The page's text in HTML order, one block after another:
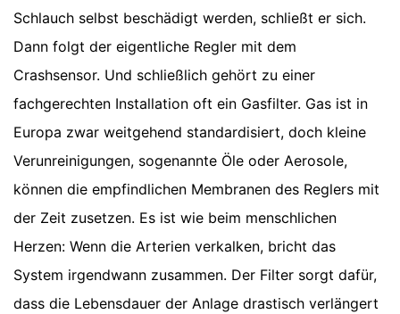
Schlauch selbst beschädigt werden, schließt er sich.
Dann folgt der eigentliche Regler mit dem
Crashsensor. Und schließlich gehört zu einer
fachgerechten Installation oft ein Gasfilter. Gas ist in
Europa zwar weitgehend standardisiert, doch kleine
Verunreinigungen, sogenannte Öle oder Aerosole,
können die empfindlichen Membranen des Reglers mit
der Zeit zusetzen. Es ist wie beim menschlichen
Herzen: Wenn die Arterien verkalken, bricht das
System irgendwann zusammen. Der Filter sorgt dafür,
dass die Lebensdauer der Anlage drastisch verlängert